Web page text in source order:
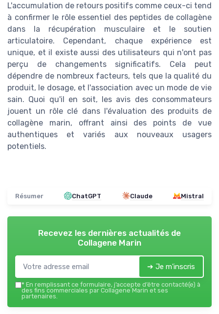
L'accumulation de retours positifs comme ceux-ci tend
à confirmer le rôle essentiel des peptides de collagène
dans la récupération musculaire et le soutien
articulatoire. Cependant, chaque expérience est
unique, et il existe aussi des utilisateurs qui n'ont pas
perçu de changements significatifs. Cela peut
dépendre de nombreux facteurs, tels que la qualité du
produit, le dosage, et l'association avec un mode de vie
sain. Quoi qu'il en soit, les avis des consommateurs
jouent un rôle clé dans l'évaluation des produits de
collagène marin, offrant ainsi des points de vue
authentiques et variés aux nouveaux usagers
potentiels.
Résumer ChatGPT Claude Mistral
Recevez les dernières actualités de
Collagene Marin
➔ Je m'inscris
* En remplissant ce formulaire, j’accepte d’être contacté(e) à
des fins commerciales par Collagene Marin et ses
partenaires.